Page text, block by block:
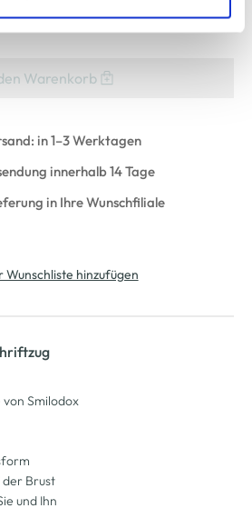
erfahren Sie in unserem
derDatenschutzerklärung.
für den Versand verfügbar
Warenkorb
in 1–3 Werktagen
innerhalb 14 Tage
in Ihre Wunschfiliale
Wunschliste hinzufügen
Smilodox
Brust
und Ihn